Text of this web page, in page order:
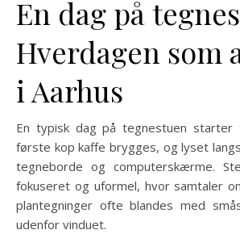
En dag på
Hverdagen som
i Aarhus
En typisk dag på tegnestuen starter
første kop kaffe brygges, og lyset
tegneborde og computerskærme.
fokuseret og uformel, hvor samtaler
plantegninger ofte blandes med
udenfor vinduet.